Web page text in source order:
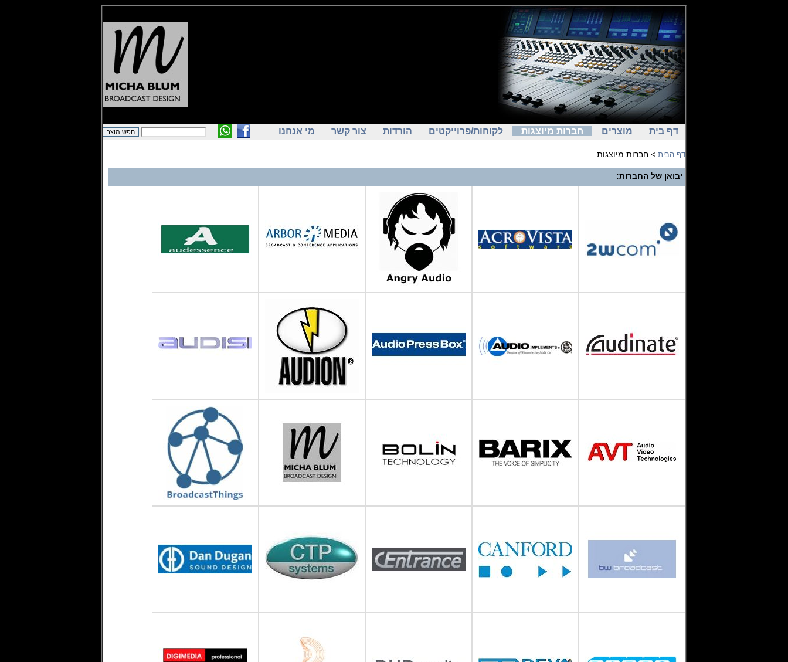
דף בית מוצרים חברות מיוצגות לקוחות/פרוייקטים הורדות צור קשר מי אנחנו
דף הבית > חברות מיוצגות
יבואן של החברות: